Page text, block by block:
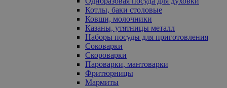
Котлы, баки столовые
Ковши, молочники
Казаны, утятницы металл
Наборы посуды для приготовления
Соковарки
Скороварки
Пароварки, мантоварки
Фритюрницы
Мармиты